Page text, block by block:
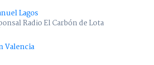
Lagos
Radio El Carbón de Lota
Valencia